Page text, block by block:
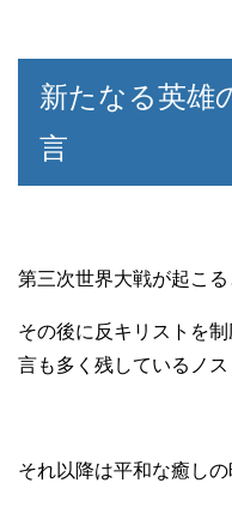
新たなる英雄
言
第三次世界大戦が起こる
その後に反キリストを
言も多く残しているノス
それ以降は平和な癒しの